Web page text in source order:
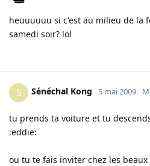
heuuuuuu si c'est au milieu de la
samedi soir? lol
S Sénéchal Kong 5 mai 2009
tu prends ta voiture et tu
:eddie:
ou tu te fais inviter chez les